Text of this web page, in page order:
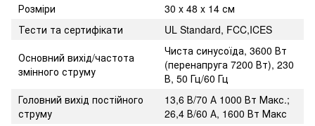
Розміри
30 x 48 x 14 см
Тести та сертифікати
UL Standard, FCC,ICES
Основний вихід/частота
змінного струму
Чиста синусоїда, 3600 Вт
(перенапруга 7200 Вт), 230
В, 50 Гц/60 Гц
Головний вихід постійного
струму
13,6 В/70 А 1000 Вт Макс.;
26,4 В/60 А, 1600 Вт Макс